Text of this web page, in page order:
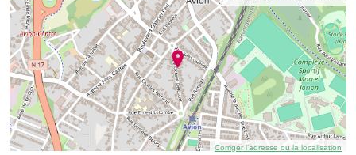
Corriger l’adresse ou la localisation